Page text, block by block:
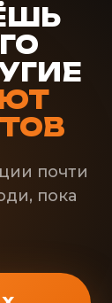
почти
пока